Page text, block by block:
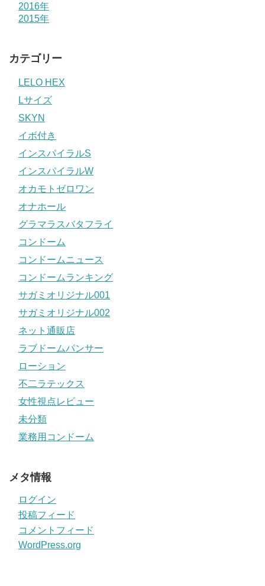
2016年
2015年
カテゴリー
LELO HEX
Lサイズ
SKYN
イボ付き
インスパイラルS
インスパイラルW
オカモトゼロワン
オナホール
グラマラスバタフライ
コンドーム
コンドームニュース
コンドームランキング
サガミオリジナル001
サガミオリジナル002
ネット通販店
ラブドームパンサー
ローション
不二ラテックス
女性視点レビュー
未分類
業務用コンドーム
メタ情報
ログイン
投稿フィード
コメントフィード
WordPress.org